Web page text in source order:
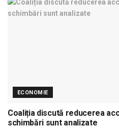
ECONOMIE
Coaliția discută reducerea
schimbări sunt analizate